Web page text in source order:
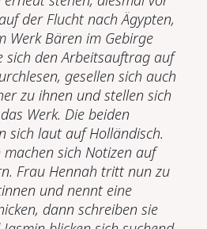
der Flucht nach Ägypten,
Werk Bären im Gebirge
sich den Arbeitsauftrag auf
gesellen sich auch
zu ihnen und stellen sich
Werk. Die beiden
sich laut auf Holländisch.
sich Notizen auf
Frau Hennah tritt nun zu
und nennt eine
dann schreiben sie